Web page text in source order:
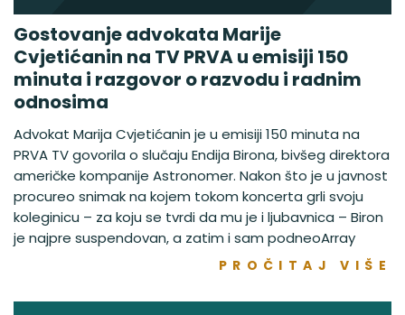
Gostovanje advokata Marije
Cvjetićanin na TV PRVA u emisiji 150
minuta i razgovor o razvodu i radnim
odnosima
Advokat Marija Cvjetićanin je u emisiji 150 minuta na
PRVA TV govorila o slučaju Endija Birona, bivšeg direktora
američke kompanije Astronomer. Nakon što je u javnost
procureo snimak na kojem tokom koncerta grli svoju
koleginicu – za koju se tvrdi da mu je i ljubavnica – Biron
je najpre suspendovan, a zatim i sam podneoArray
PROČITAJ VIŠE